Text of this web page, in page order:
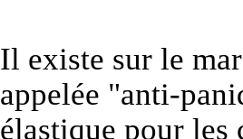
Il existe sur le
appelée "anti-
élastique pour les